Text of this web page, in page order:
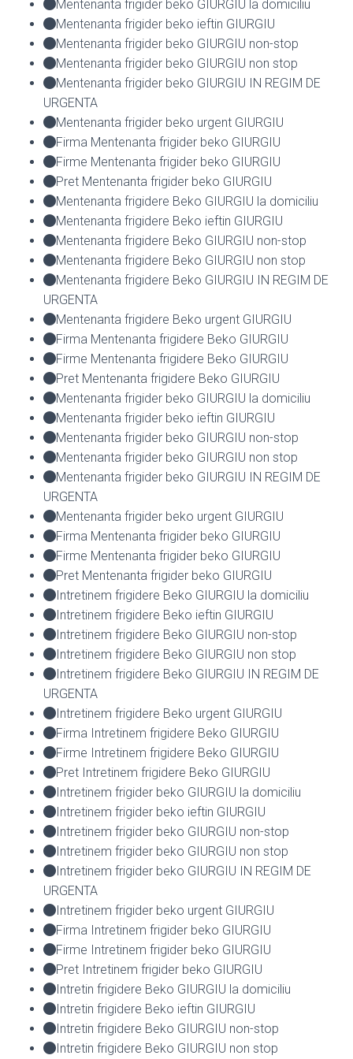
Mentenanta frigider beko GIURGIU la domiciliu
Mentenanta frigider beko ieftin GIURGIU
Mentenanta frigider beko GIURGIU non-stop
Mentenanta frigider beko GIURGIU non stop
Mentenanta frigider beko GIURGIU IN REGIM DE
URGENTA
Mentenanta frigider beko urgent GIURGIU
Firma Mentenanta frigider beko GIURGIU
Firme Mentenanta frigider beko GIURGIU
Pret Mentenanta frigider beko GIURGIU
Mentenanta frigidere Beko GIURGIU la domiciliu
Mentenanta frigidere Beko ieftin GIURGIU
Mentenanta frigidere Beko GIURGIU non-stop
Mentenanta frigidere Beko GIURGIU non stop
Mentenanta frigidere Beko GIURGIU IN REGIM DE
URGENTA
Mentenanta frigidere Beko urgent GIURGIU
Firma Mentenanta frigidere Beko GIURGIU
Firme Mentenanta frigidere Beko GIURGIU
Pret Mentenanta frigidere Beko GIURGIU
Mentenanta frigider beko GIURGIU la domiciliu
Mentenanta frigider beko ieftin GIURGIU
Mentenanta frigider beko GIURGIU non-stop
Mentenanta frigider beko GIURGIU non stop
Mentenanta frigider beko GIURGIU IN REGIM DE
URGENTA
Mentenanta frigider beko urgent GIURGIU
Firma Mentenanta frigider beko GIURGIU
Firme Mentenanta frigider beko GIURGIU
Pret Mentenanta frigider beko GIURGIU
Intretinem frigidere Beko GIURGIU la domiciliu
Intretinem frigidere Beko ieftin GIURGIU
Intretinem frigidere Beko GIURGIU non-stop
Intretinem frigidere Beko GIURGIU non stop
Intretinem frigidere Beko GIURGIU IN REGIM DE
URGENTA
Intretinem frigidere Beko urgent GIURGIU
Firma Intretinem frigidere Beko GIURGIU
Firme Intretinem frigidere Beko GIURGIU
Pret Intretinem frigidere Beko GIURGIU
Intretinem frigider beko GIURGIU la domiciliu
Intretinem frigider beko ieftin GIURGIU
Intretinem frigider beko GIURGIU non-stop
Intretinem frigider beko GIURGIU non stop
Intretinem frigider beko GIURGIU IN REGIM DE
URGENTA
Intretinem frigider beko urgent GIURGIU
Firma Intretinem frigider beko GIURGIU
Firme Intretinem frigider beko GIURGIU
Pret Intretinem frigider beko GIURGIU
Intretin frigidere Beko GIURGIU la domiciliu
Intretin frigidere Beko ieftin GIURGIU
Intretin frigidere Beko GIURGIU non-stop
Intretin frigidere Beko GIURGIU non stop